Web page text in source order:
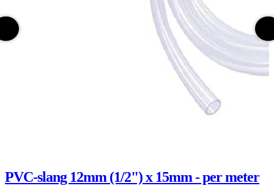
PVC-slang 12mm (1/2") x 15mm - per meter